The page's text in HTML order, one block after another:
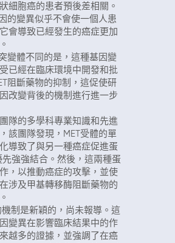
細胞癌的患者預後差相關。
的變異似乎不會使一個人患
會導致已經發生的癌症更加
變體不同的是，這種基因變
已經在臨床環境中開發和批
阻斷藥物的抑制，這促使研
改變背後的機制進行進一步
隊的多學科專業知識和先進
該團隊發現，MET受體的單
導致了與另一種癌症促進蛋
先強強結合。然後，這兩種蛋
，以推動癌症的攻擊，並使
涉及甲基轉移酶阻斷藥物的
機制是新穎的，尚未報導。這
變異在影響臨床結果中的作
越多的證據，並強調了在癌